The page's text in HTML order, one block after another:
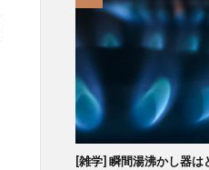
[雑学] 瞬間湯沸かし器